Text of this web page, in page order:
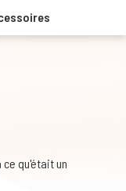
qu'était un